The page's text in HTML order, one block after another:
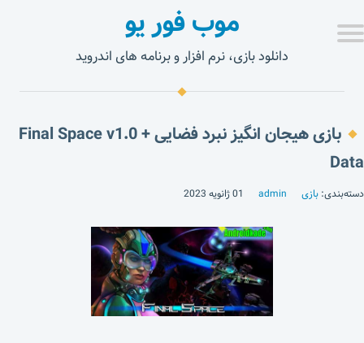
موب فور یو
دانلود بازی، نرم افزار و برنامه های اندروید
بازی هیجان انگیز نبرد فضایی Final Space v1.0 +
Data
دسته‌بندی: بازی admin 01 ژانویه 2023